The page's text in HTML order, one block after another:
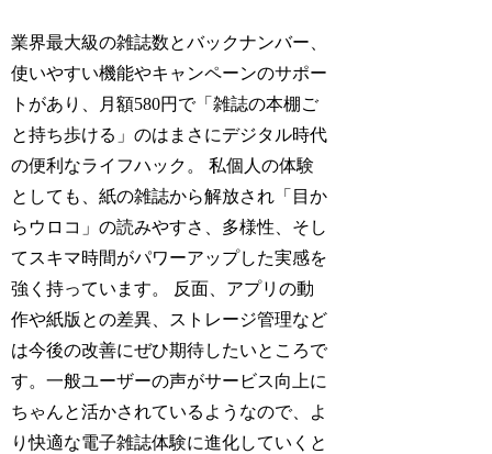
業界最大級の雑誌数とバックナンバー、
使いやすい機能やキャンペーンのサポー
トがあり、月額580円で「雑誌の本棚ご
と持ち歩ける」のはまさにデジタル時代
の便利なライフハック。 私個人の体験
としても、紙の雑誌から解放され「目か
らウロコ」の読みやすさ、多様性、そし
てスキマ時間がパワーアップした実感を
強く持っています。 反面、アプリの動
作や紙版との差異、ストレージ管理など
は今後の改善にぜひ期待したいところで
す。一般ユーザーの声がサービス向上に
ちゃんと活かされているようなので、よ
り快適な電子雑誌体験に進化していくと